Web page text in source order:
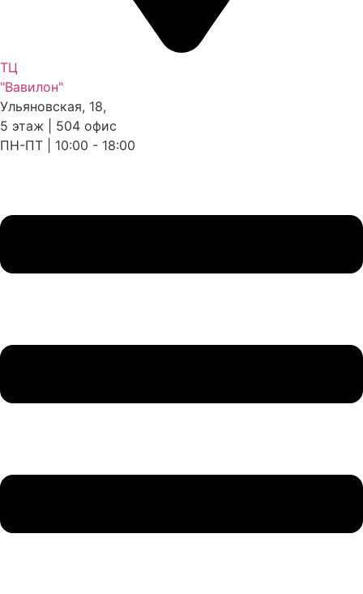
ТЦ
"Вавилон"
Ульяновская, 18,
5 этаж | 504 офис
ПН-ПТ | 10:00 - 18:00